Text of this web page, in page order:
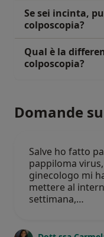
Se sei incinta,
colposcopia?
Qual è la
colposcopia?
Domande
Salve ho fatto
pappiloma
ginecologo mi
mettere al
settimana,…